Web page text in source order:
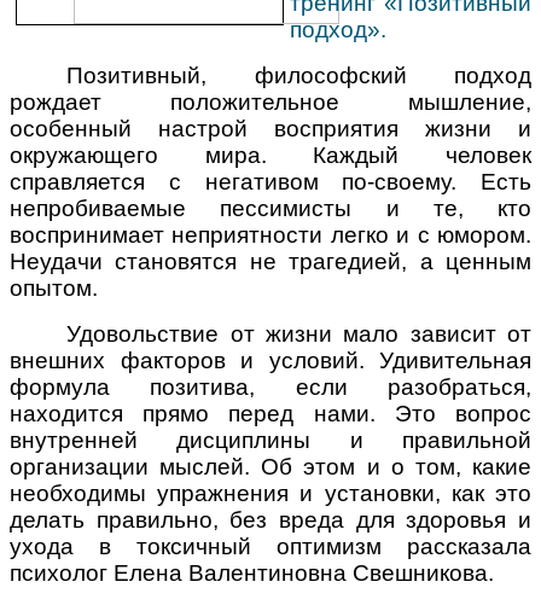
подход».
Позитивный, философский подход
рождает положительное мышление,
особенный настрой восприятия жизни и
окружающего мира. Каждый человек
справляется с негативом по-своему. Есть
непробиваемые пессимисты и те, кто
воспринимает неприятности легко и с юмором.
Неудачи становятся не трагедией, а ценным
опытом.
Удовольствие от жизни мало зависит от
внешних факторов и условий. Удивительная
формула позитива, если разобраться,
находится прямо перед нами. Это вопрос
внутренней дисциплины и правильной
организации мыслей. Об этом и о том, какие
необходимы упражнения и установки, как это
делать правильно, без вреда для здоровья и
ухода в токсичный оптимизм рассказала
психолог Елена Валентиновна Свешникова.